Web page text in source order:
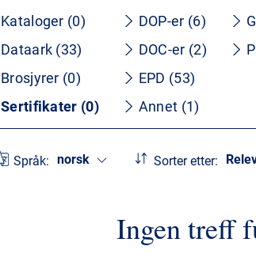
Kataloger (0)
Dataark (33)
Brosjyrer (0)
Sertifikater (0)
DOP-er (6)
DOC-er (2)
EPD (53)
Annet (1)
Språk: norsk Sorter etter:
Ingen treff